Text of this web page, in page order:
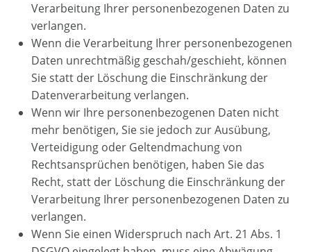
Verarbeitung Ihrer personenbezogenen Daten zu
verlangen.
Wenn die Verarbeitung Ihrer personenbezogenen
Daten unrechtmäßig geschah/geschieht, können
Sie statt der Löschung die Einschränkung der
Datenverarbeitung verlangen.
Wenn wir Ihre personenbezogenen Daten nicht
mehr benötigen, Sie sie jedoch zur Ausübung,
Verteidigung oder Geltendmachung von
Rechtsansprüchen benötigen, haben Sie das
Recht, statt der Löschung die Einschränkung der
Verarbeitung Ihrer personenbezogenen Daten zu
verlangen.
Wenn Sie einen Widerspruch nach Art. 21 Abs. 1